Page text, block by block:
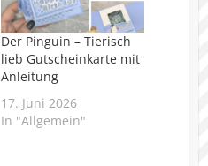
Der Pinguin – Tierisch
lieb Gutscheinkarte mit
Anleitung
17. Juni 2026
In "Allgemein"